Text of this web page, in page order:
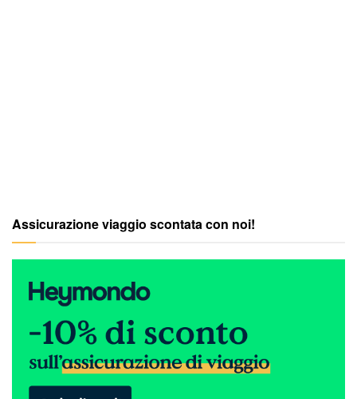
Assicurazione viaggio scontata con noi!